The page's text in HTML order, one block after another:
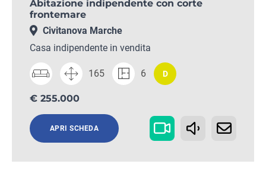
Abitazione indipendente con corte
frontemare
Civitanova Marche
Casa indipendente in vendita
165 6 D
€ 255.000
APRI SCHEDA